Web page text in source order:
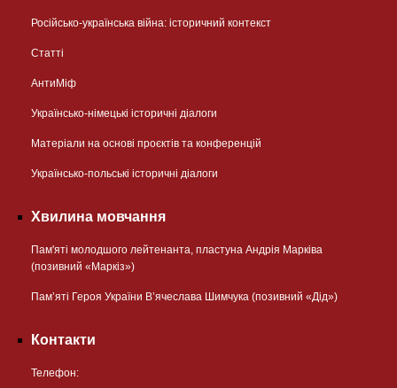
Російсько-українська війна: історичний контекст
Статті
АнтиМіф
Українсько-німецькі історичні діалоги
Матеріали на основі проєктів та конференцій
Українсько-польські історичні діалоги
Хвилина мовчання
Пам'яті молодшого лейтенанта, пластуна Андрія Марківа
(позивний «Маркіз»)
Пам’яті Героя України В’ячеслава Шимчука (позивний «Дід»)
Контакти
Телефон: